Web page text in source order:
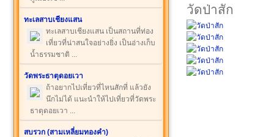
ทะเลสาบเชียงแสน
ทะเลสาบเชียงแสน เป็นสถานที่ท่อง
เที่ยวที่น่าสนใจอย่างยิ่ง เป็นอ่างเก็บ
น้ำธรรมชาติ ...
วัดพระธาตุดอยเวา
ถ้าอยากไปเที่ยวที่ไหนสักที่ แล้วยัง
นึกไม่ได้ แนะนำให้ไปเที่ยวที่วัดพระ
ธาตุดอยเวา ...
สบรวก (สามเหลี่ยมทองคำ)
วัดป่าสัก